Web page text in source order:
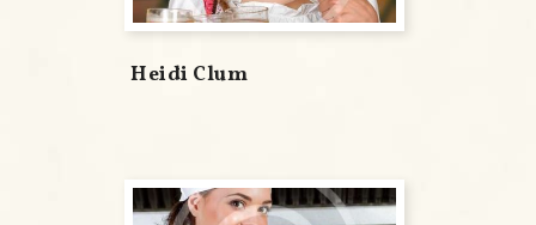
Heidi Clum